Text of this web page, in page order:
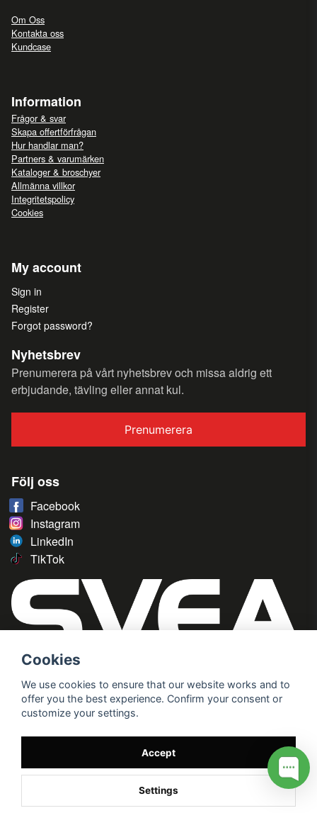
Om Oss
Kontakta oss
Kundcase
Information
Frågor & svar
Skapa offertförfrågan
Hur handlar man?
Partners & varumärken
Kataloger & broschyer
Allmänna villkor
Integritetspolicy
Cookies
My account
Sign in
Register
Forgot password?
Nyhetsbrev
Prenumerera på vårt nyhetsbrev och missa aldrig ett
erbjudande, tävling eller annat kul.
Prenumerera
Följ oss
Facebook
Instagram
LinkedIn
TikTok
Cookies
We use cookies to ensure that our website works and to
offer you the best experience. Confirm your consent or
customize your settings.
Accept
Settings